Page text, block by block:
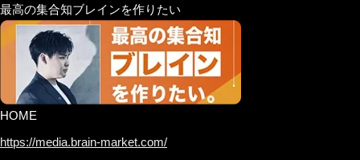
HOME
https://media.brain-market.com/
最高の集合知ブレインを作りたい